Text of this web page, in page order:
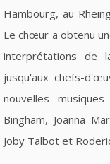
Hambourg, au
Le chœur a obtenu
interprétations de
jusqu'aux chefs-
nouvelles
Bingham, Joanna
Joby Talbot et